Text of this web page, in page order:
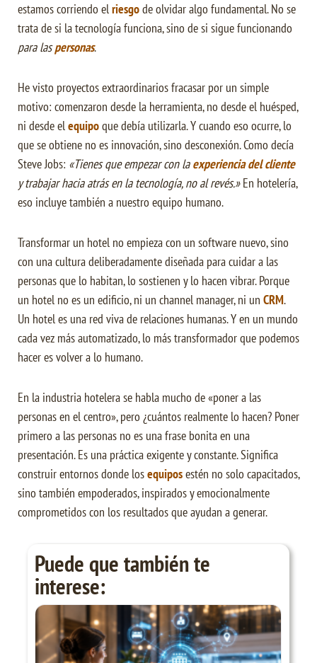
estamos corriendo elriesgode olvidar algo fundamental. No se
trata de si la tecnología funciona, sino de si sigue funcionando
para laspersonas.
He visto proyectos extraordinarios fracasar por un simple
motivo: comenzaron desde la herramienta, no desde el huésped,
ni desde elequipoque debía utilizarla. Y cuando eso ocurre, lo
que se obtiene no es innovación, sino desconexión. Como decía
Steve Jobs: «Tienes que empezar con laexperiencia del cliente
y trabajar hacia atrás en la tecnología, no al revés.»En hotelería,
eso incluye también a nuestro equipo humano.
Transformar un hotel no empieza con un software nuevo, sino
con una cultura deliberadamente diseñada para cuidar a las
personas que lo habitan, lo sostienen y lo hacen vibrar. Porque
un hotel no es un edificio, ni un channel manager, ni un CRM.
Un hotel es una red viva de relaciones humanas. Y en un mundo
cada vez más automatizado, lo más transformador que podemos
hacer es volver a lo humano.
En la industria hotelera se habla mucho de «poner a las
personas en el centro», pero ¿cuántos realmente lo hacen? Poner
primero a las personas no es una frase bonita en una
presentación. Es una práctica exigente y constante. Significa
construir entornos donde losequiposestén no solo capacitados,
sino también empoderados, inspirados y emocionalmente
comprometidos con los resultados que ayudan a generar.
Puede que también te
interese: